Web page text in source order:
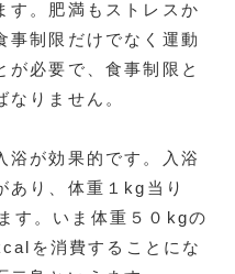
す。肥満もストレスか
事制限だけでなく運動
が必要で、食事制限と
りません。
浴が効果的です。入浴
あり、体重１kg当り
す。いま体重５０kgの
を消費することにな